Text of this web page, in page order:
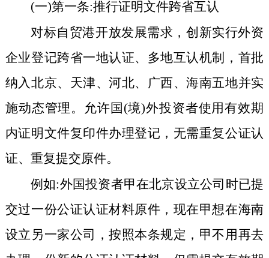
(一)第一条:推行证明文件跨省互认
对标自贸港开放发展需求，创新实行外资
企业登记跨省一地认证、多地互认机制，首批
纳入北京、天津、河北、广西、海南五地并实
施动态管理。允许国(境)外投资者使用有效期
内证明文件复印件办理登记，无需重复公证认
证、重复提交原件。
例如:外国投资者甲在北京设立公司时已提
交过一份公证认证材料原件，现在甲想在海南
设立另一家公司，按照本条规定，甲不用再去